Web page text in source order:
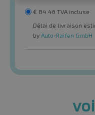
€ 84.46 TVA incluse
Délai de livraison
by Auto-Raifen GmbH